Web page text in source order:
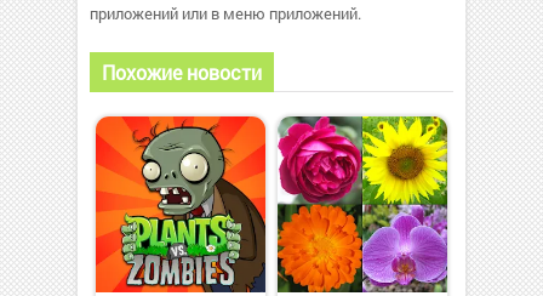
приложений или в меню приложений.
Похожие новости